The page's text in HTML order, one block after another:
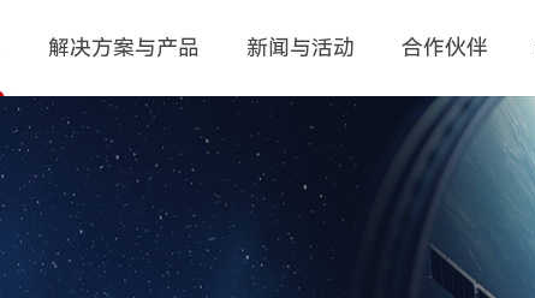
解决方案与产品 新闻与活动 合作伙伴